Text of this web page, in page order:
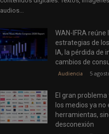
audios...
WAN-IFRA reúne
estrategias de
IA, la pérdida de
cambios de
Audiencia 5
El gran
los medios ya no
herramientas,
desconexión